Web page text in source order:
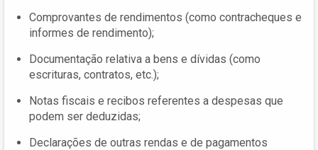
Comprovantes de rendimentos (como contracheques e
informes de rendimento);
Documentação relativa a bens e dívidas (como
escrituras, contratos, etc.);
Notas fiscais e recibos referentes a despesas que
podem ser deduzidas;
Declarações de outras rendas e de pagamentos